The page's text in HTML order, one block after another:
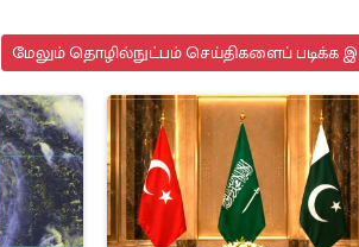
மேலும் தொழில்நுட்பம் செய்திகளைப் படிக்க